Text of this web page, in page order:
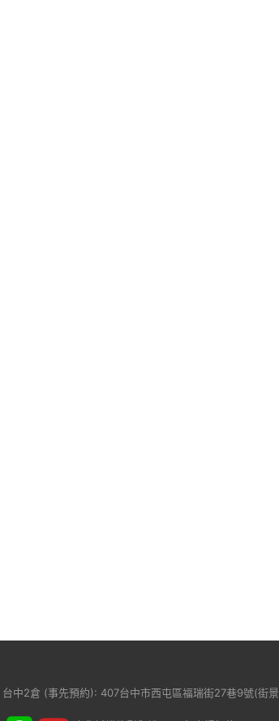
台中2倉 (事先預約): 407台中市西屯區福瑞街27巷9號(街景